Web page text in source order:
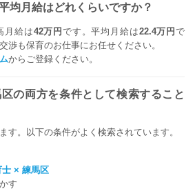
均月給はどれくらいですか？
月給は42万円です。平均月給は22.4万円で
渉も保育のお仕事にお任せください。
からご登録ください。
の両方を条件として検索すること
す。以下の条件がよく検索されています。
× 練馬区
す